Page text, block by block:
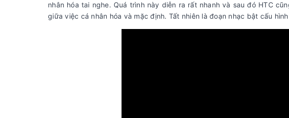
nhân hóa tai nghe. Quá trình này diễn ra rất nhanh và sau đó HTC
giữa việc cá nhân hóa và mặc định. Tất nhiên là đoạn nhạc bật cấu